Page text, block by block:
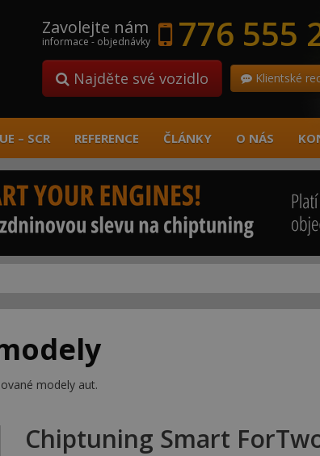
Zavolejte nám
informace - objednávky 776 555
Najděte své vozidlo Klientské
– SCR REFERENCE ČLÁNKY O NÁS
modely aut.
Chiptuning Smart